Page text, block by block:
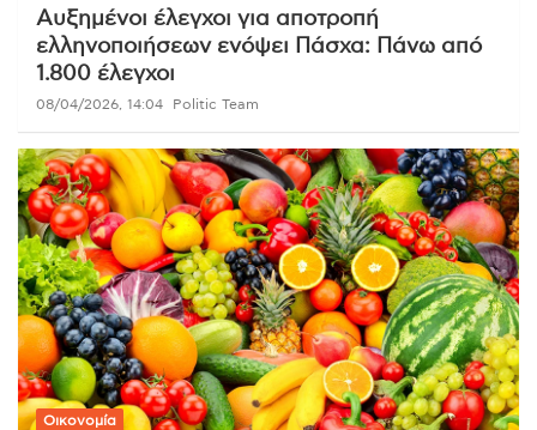
Αυξημένοι έλεγχοι για αποτροπή
ελληνοποιήσεων ενόψει Πάσχα: Πάνω από
1.800 έλεγχοι
08/04/2026, 14:04 Politic Team
Οικονομία